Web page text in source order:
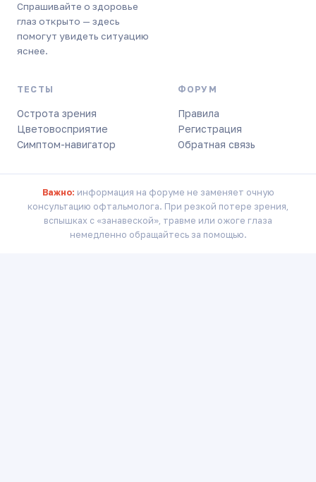
Спрашивайте о здоровье
глаз открыто — здесь
помогут увидеть ситуацию
яснее.
ТЕСТЫ
Острота зрения
Цветовосприятие
Симптом-навигатор
ФОРУМ
Правила
Регистрация
Обратная связь
Важно: информация на форуме не заменяет очную
консультацию офтальмолога. При резкой потере зрения,
вспышках с «занавеской», травме или ожоге глаза
немедленно обращайтесь за помощью.